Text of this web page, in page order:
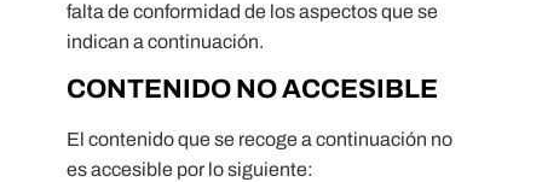
falta de conformidad de los aspectos que se
indican a continuación.
CONTENIDO NO ACCESIBLE
El contenido que se recoge a continuación no
es accesible por lo siguiente: